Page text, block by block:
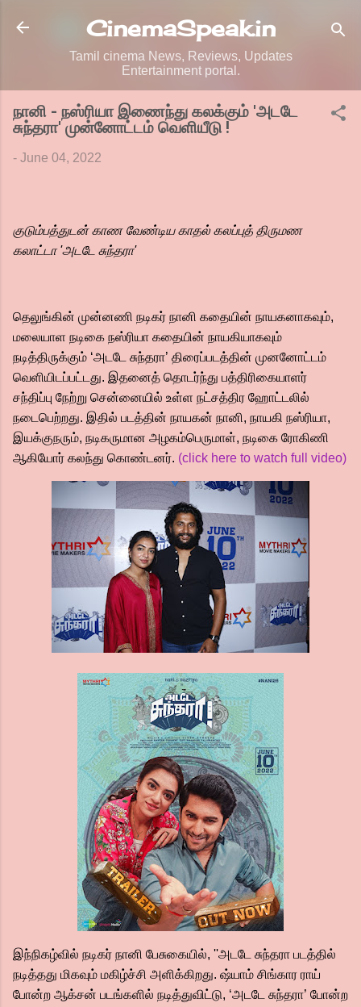
Skip to main content
CinemaSpeak.in
Tamil cinema News, Reviews, Updates
Entertainment portal.
நானி - நஸ்ரியா இணைந்து கலக்கும் 'அடடே
சுந்தரா' முன்னோட்டம் வெளியீடு !
- June 04, 2022
குடும்பத்துடன் காண வேண்டிய காதல் கலப்புத் திருமண
கலாட்டா 'அடடே சுந்தரா'
தெலுங்கின் முன்னணி நடிகர் நானி கதையின் நாயகனாகவும்,
மலையாள நடிகை நஸ்ரியா கதையின் நாயகியாகவும்
நடித்திருக்கும் ‘அடடே சுந்தரா’ திரைப்படத்தின் முனனோட்டம்
வெளியிடப்பட்டது. இதனைத் தொடர்ந்து பத்திரிகையாளர்
சந்திப்பு நேற்று சென்னையில் உள்ள நட்சத்திர ஹோட்டலில்
நடைபெற்றது.‌ இதில் படத்தின் நாயகன் நானி, நாயகி நஸ்ரியா,
இயக்குநரும், நடிகருமான அழகம்பெருமாள், நடிகை ரோகிணி
ஆகியோர் கலந்து கொண்டனர். (click here to watch full video)
இந்நிகழ்வில் நடிகர் நானி பேசுகையில், ''அடடே சுந்தரா படத்தில்
நடித்தது மிகவும் மகிழ்ச்சி அளிக்கிறது. ஷ்யாம் சிங்கார ராய்
போன்ற ஆக்சன் படங்களில் நடித்துவிட்டு, ‘அடடே சுந்தரா’ போன்ற